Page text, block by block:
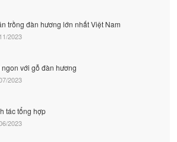
trồng đàn hương lớn nhất Việt Nam
2023
ngon với gỗ đàn hương
2023
tác tổng hợp
2023